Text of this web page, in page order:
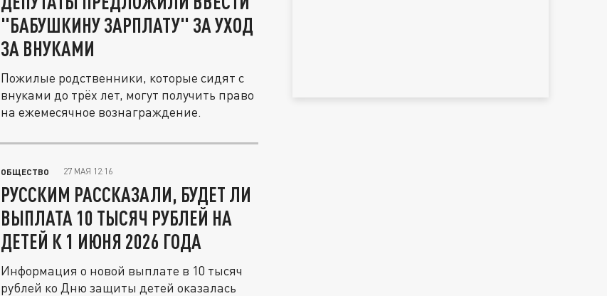
"БАБУШКИНУ ЗАРПЛАТУ" ЗА УХОД
ЗА ВНУКАМИ
Пожилые родственники, которые сидят с
внуками до трёх лет, могут получить право
на ежемесячное вознаграждение.
ОБЩЕСТВО 27 МАЯ 12:16
РУССКИМ РАССКАЗАЛИ, БУДЕТ ЛИ
ВЫПЛАТА 10 ТЫСЯЧ РУБЛЕЙ НА
ДЕТЕЙ К 1 ИЮНЯ 2026 ГОДА
Информация о новой выплате в 10 тысяч
рублей ко Дню защиты детей оказалась